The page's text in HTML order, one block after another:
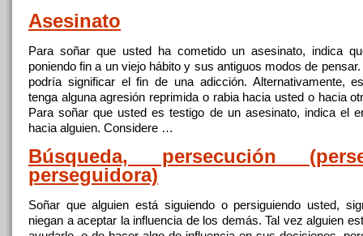
Asesinato
Para soñarque usted ha cometido un asesinato, indica
poniendo fin a unviejo hábito y sus antiguos modos de
podría significar el fin de una adicción. Alternativamente,
tenga alguna agresión reprimida o rabia hacia usted o hacia
Parasoñar que usted es testigo de unasesinato, indica el
hacia alguien. Considere …
Búsqueda, persecución
perseguidora)
Soñar que alguien está siguiendo o persiguiendo usted,
niegan a aceptar la influencia de los demás. Tal vez alguien